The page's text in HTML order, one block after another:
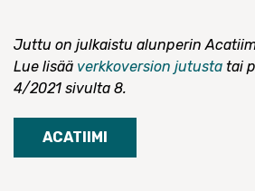
Juttu on julkaistu alunperin
Lue lisää verkkoversion jutusta tai
4/2021 sivulta 8.
ACATIIMI